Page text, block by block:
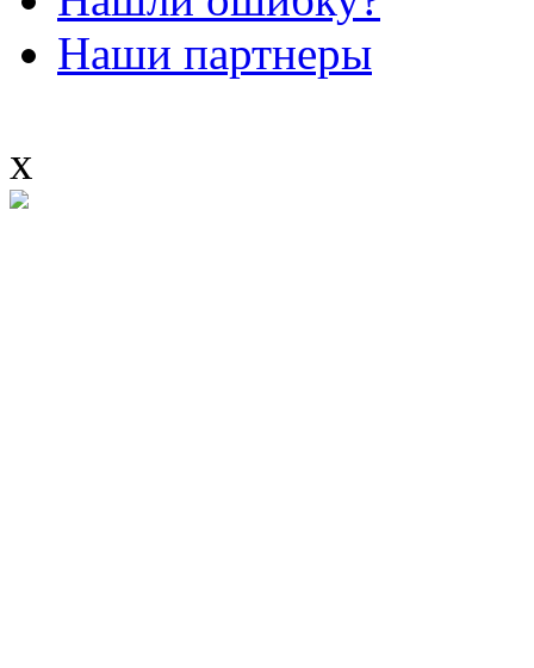
Наши партнеры
x